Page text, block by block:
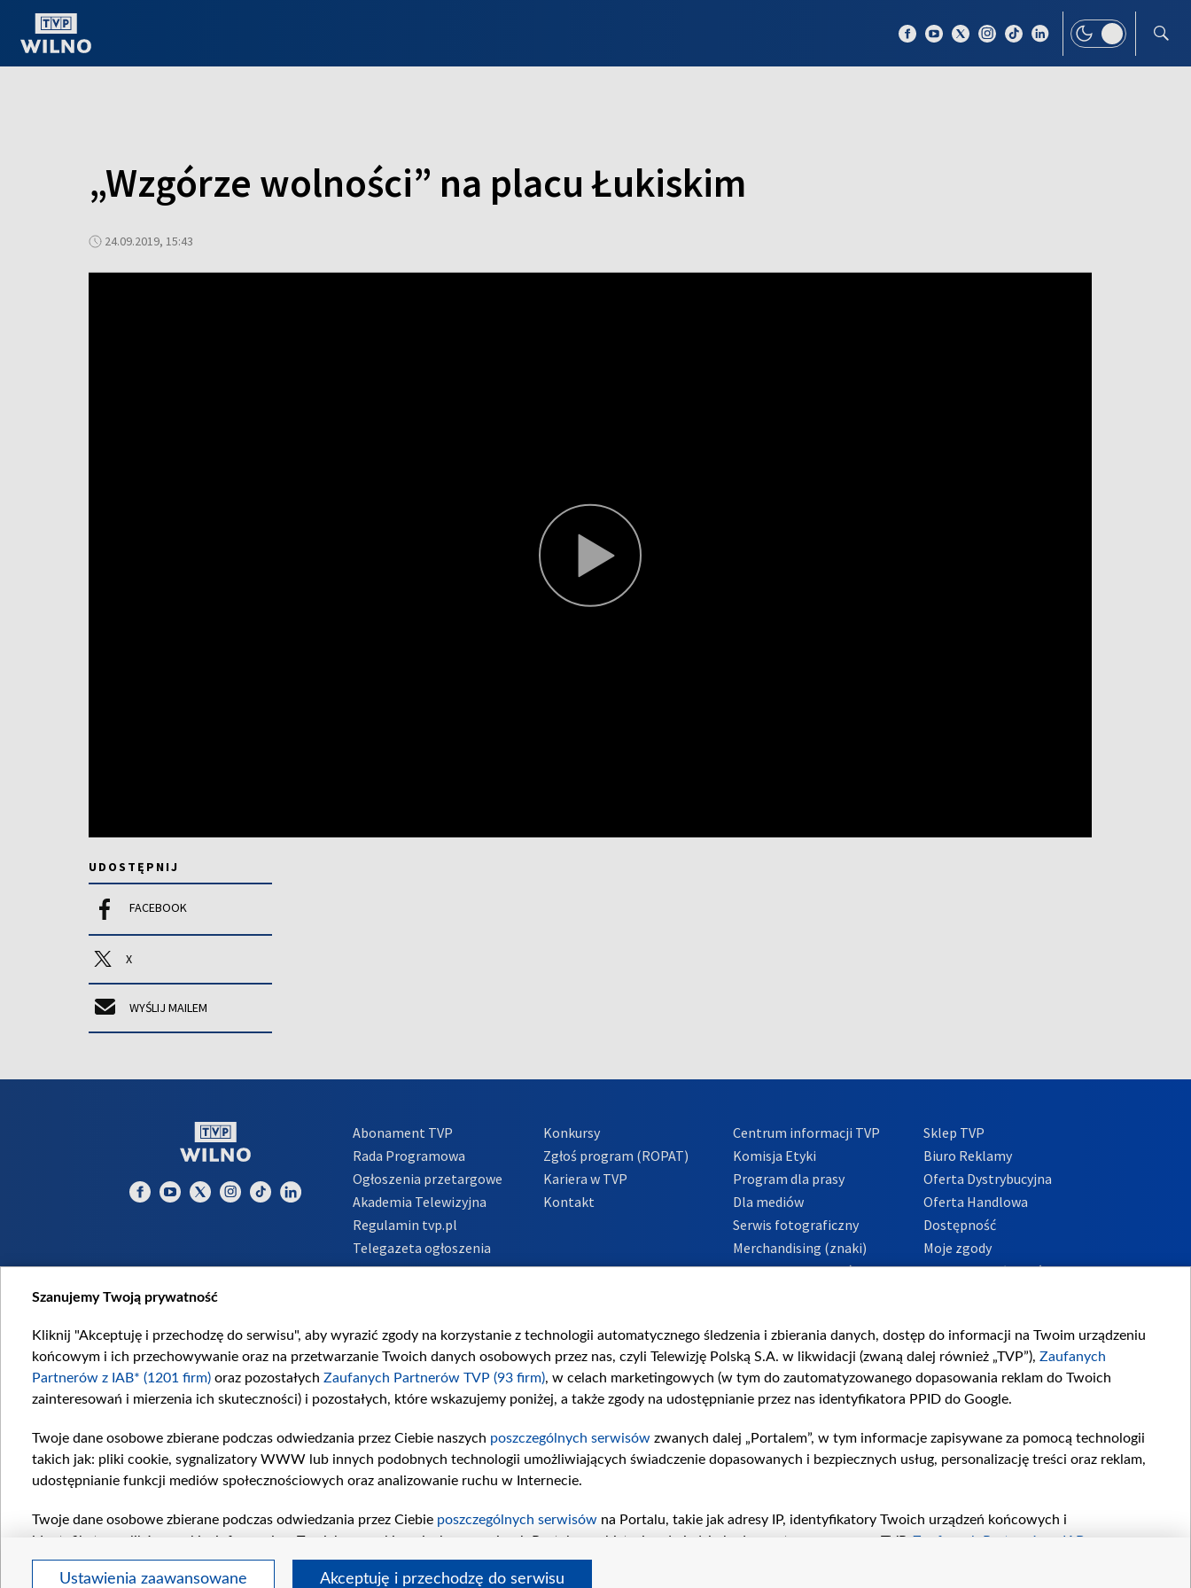
„Wzgórze wolności” na placu Łukiskim
24.09.2019, 15:43
UDOSTĘPNIJ
FACEBOOK
X
WYŚLIJ MAILEM
Abonament TVP
Rada Programowa
Ogłoszenia przetargowe
Akademia Telewizyjna
Regulamin tvp.pl
Telegazeta ogłoszenia
Informacje o nadawcy
Konkursy
Zgłoś program (ROPAT)
Kariera w TVP
Kontakt
Centrum informacji TVP
Komisja Etyki
Program dla prasy
Dla mediów
Serwis fotograficzny
Merchandising (znaki)
Polityka Prywatności
Sklep TVP
Biuro Reklamy
Oferta Dystrybucyjna
Oferta Handlowa
Dostępność
Moje zgody
Procedura zgłoszeń
Szanujemy Twoją prywatność
Kliknij "Akceptuję i przechodzę do serwisu", aby wyrazić zgody na korzystanie z technologii automatycznego śledzenia i zbierania danych, dostęp do informacji na Twoim urządzeniu
końcowym i ich przechowywanie oraz na przetwarzanie Twoich danych osobowych przez nas, czyli Telewizję Polską S.A. w likwidacji (zwaną dalej również „TVP”), Zaufanych
Partnerów z IAB* (1201 firm) oraz pozostałych Zaufanych Partnerów TVP (93 firm), w celach marketingowych (w tym do zautomatyzowanego dopasowania reklam do Twoich
zainteresowań i mierzenia ich skuteczności) i pozostałych, które wskazujemy poniżej, a także zgody na udostępnianie przez nas identyfikatora PPID do Google.
Twoje dane osobowe zbierane podczas odwiedzania przez Ciebie naszych poszczególnych serwisów zwanych dalej „Portalem”, w tym informacje zapisywane za pomocą technologii
takich jak: pliki cookie, sygnalizatory WWW lub innych podobnych technologii umożliwiających świadczenie dopasowanych i bezpiecznych usług, personalizację treści oraz reklam,
udostępnianie funkcji mediów społecznościowych oraz analizowanie ruchu w Internecie.
Twoje dane osobowe zbierane podczas odwiedzania przez Ciebie poszczególnych serwisów na Portalu, takie jak adresy IP, identyfikatory Twoich urządzeń końcowych i
identyfikatory plików cookie, informacje o Twoich wyszukiwaniach w serwisach Portalu czy historia odwiedzin będą przetwarzane przez TVP, Zaufanych Partnerów z IAB
pozostałychZaufanych Partnerów TVP
dla realizacji następujących celów i funkcji: przechowywania informacji na urządzeniu lub dostęp do nich, wyboru podstawowych reklam,
wyboru spersonalizowanych reklam, tworzenia profilu spersonalizowanych reklam, tworzenia profilu spersonalizowanych treści, wyboru spersonalizowanych treści, pomiaru
Ustawienia zaawansowane Akceptuję i przechodzę do serwisu